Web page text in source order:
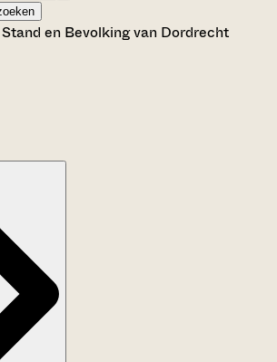
en Bevolking van Dordrecht